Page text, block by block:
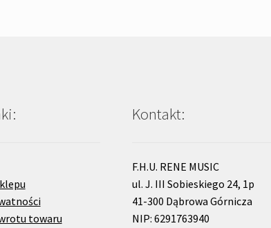
towaru
Kontakt:
F.H.U. RENE MUSIC
ul. J. III Sobieskiego 24, 1p
41-300 Dąbrowa Górnicza
NIP: 6291763940